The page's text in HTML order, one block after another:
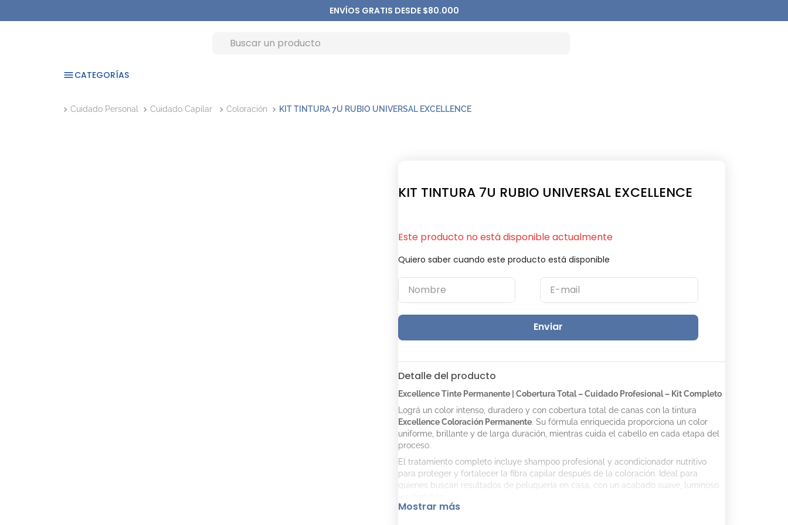
ENVÍOS GRATIS DESDE $80.000
CATEGORÍAS
Cuidado Personal Cuidado Capilar Coloración KIT TINTURA 7U RUBIO UNIVERSAL EXCELLENCE
KIT TINTURA 7U RUBIO UNIVERSAL EXCELLENCE
Este producto no está disponible actualmente
Quiero saber cuando este producto está disponible
Enviar
Detalle del producto
Excellence Tinte Permanente | Cobertura Total – Cuidado Profesional – Kit Completo
Lográ un color intenso, duradero y con cobertura total de canas con la tintura
Excellence Coloración Permanente. Su fórmula enriquecida proporciona un color
uniforme, brillante y de larga duración, mientras cuida el cabello en cada etapa del
proceso.
El tratamiento completo incluye shampoo profesional y acondicionador nutritivo
para proteger y fortalecer la fibra capilar después de la coloración. Ideal para
quienes buscan resultados de peluquería en casa, con un acabado suave, luminoso
Mostrar más